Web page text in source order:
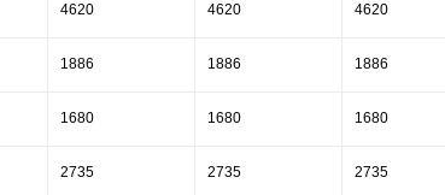
4620 4620 4620
1886 1886 1886
1680 1680 1680
2735 2735 2735